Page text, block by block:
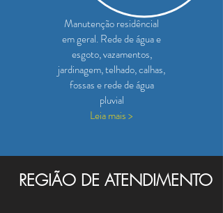
Manutenção residêncial
em geral. Rede de água e
esgoto, vazamentos,
jardinagem, telhado, calhas,
fossas e rede de água
pluvial
Leia mais >
REGIÃO DE ATENDIMENTO